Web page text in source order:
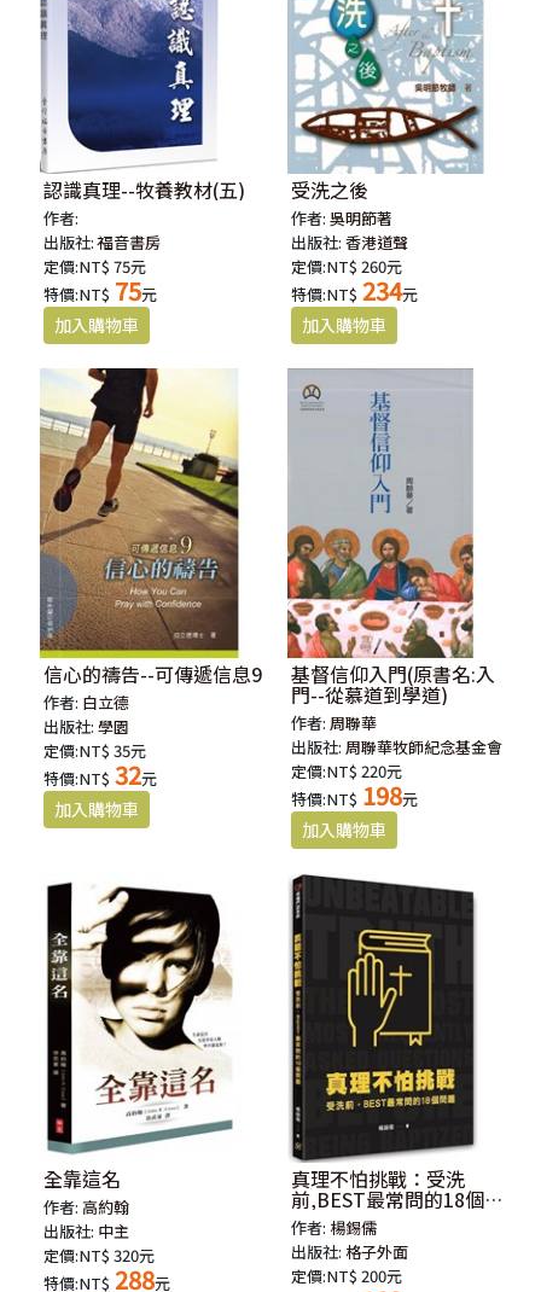
認識真理--牧養教材(五)
作者:
出版社:福音書房
定價:NT$ 75元
特價:NT$ 75元
受洗之後
作者:吳明節著
出版社:香港道聲
定價:NT$ 260元
特價:NT$ 234元
信心的禱告--可傳遞信息9
作者: 白立德
出版社:學園
定價:NT$ 35元
特價:NT$ 32元
基督信仰入門(原書名:入
門--從慕道到學道)
作者:周聯華
出版社:周聯華牧師紀念基金會
定價:NT$ 220元
特價:NT$ 198元
全靠這名
作者:高約翰
出版社: 中主
定價:NT$ 320元
特價:NT$ 288元
真理不怕挑戰：受洗
前,BEST最常問的18個問
題
作者: 楊錫儒
出版社:格子外面
定價:NT$ 200元